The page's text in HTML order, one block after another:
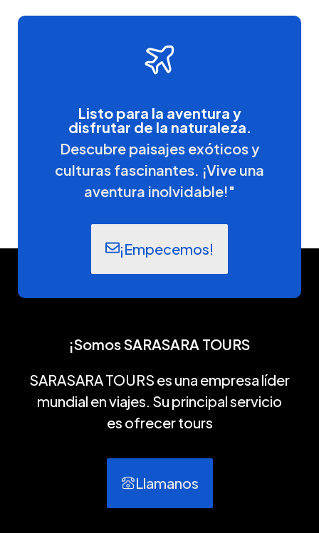
Listo para la aventura y
disfrutar de la naturaleza.
Descubre paisajes exóticos y
culturas fascinantes. ¡Vive una
aventura inolvidable!"
¡Empecemos!
¡Somos SARASARA TOURS
SARASARA TOURS es una empresa líder
mundial en viajes. Su principal servicio
es ofrecer tours
Llamanos